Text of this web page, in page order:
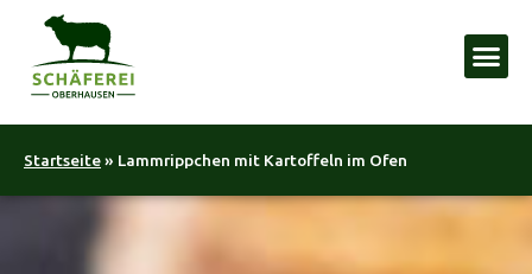
Startseite» Lammrippchen mit Kartoffeln im Ofen